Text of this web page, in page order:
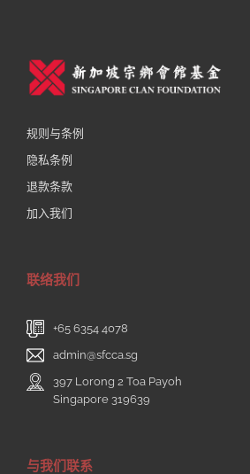
联络我们
admin@sfcca.sg